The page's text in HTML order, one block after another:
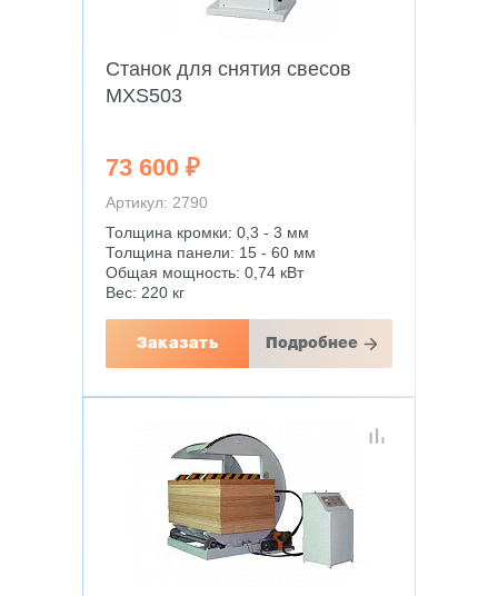
Станок для снятия свесов
MХS503
73 600 ₽
Артикул: 2790
Толщина кромки: 0,3 - 3 мм
Толщина панели: 15 - 60 мм
Общая мощность: 0,74 кВт
Вес: 220 кг
Заказать Подробнее